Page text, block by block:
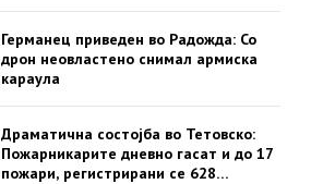
Германец приведен во Радожда: Со
дрон неовластено снимал армиска
караула
Драматична состојба во Тетовско:
Пожарникарите дневно гасат и до 17
пожари, регистрирани се 628